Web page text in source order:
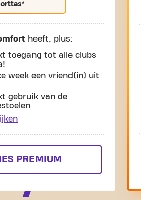
heeft, plus:
toegang tot alle clubs
week een vriend(in) uit
gebruik van de
PREMIUM